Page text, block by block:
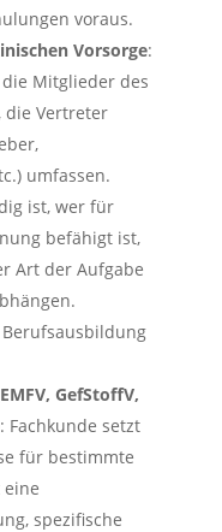
voraus.
Vorsorge:
Mitglieder des
die Vertreter
umfassen.
ist, wer für
befähigt ist,
Art der Aufgabe
GefStoffV,
: Fachkunde setzt
für bestimmte
spezifische